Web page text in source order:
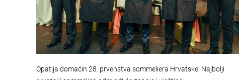
Opatija domaćin 28. prvenstva sommeliera Hrvatske: Najbolji